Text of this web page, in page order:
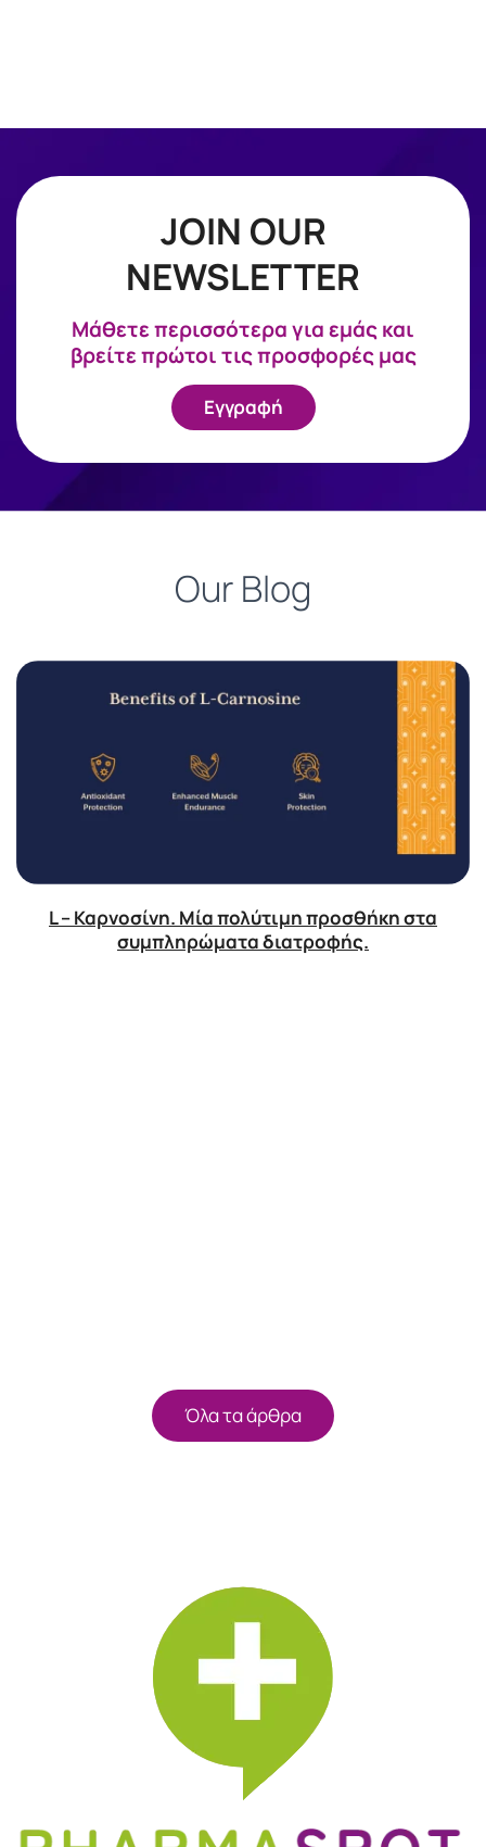
JOIN OUR
NEWSLETTER
Mάθετε περισσότερα για εμάς και
βρείτε πρώτοι τις προσφορές μας
Εγγραφή
Our Blog
L – Καρνοσίνη. Μία πολύτιμη προσθήκη στα
συμπληρώματα διατροφής.
Όλα τα άρθρα